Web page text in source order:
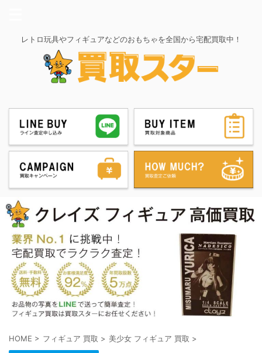
レトロ玩具やフィギュアなどのおもちゃを全国から宅配買取中！
HOME > フィギュア 買取 > 美少女 フィギュア 買取 >